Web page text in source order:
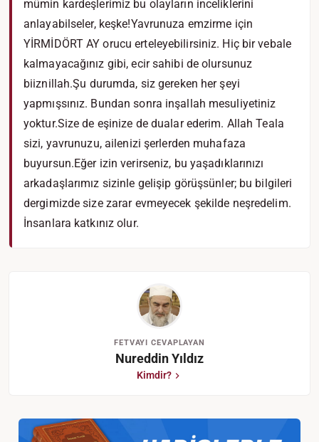
mümin kardeşlerimiz bu olayların inceliklerini
anlayabilseler, keşke!Yavrunuza emzirme için
YİRMİDÖRT AY orucu erteleyebilirsiniz. Hiç bir vebale
kalmayacağınız gibi, ecir sahibi de olursunuz
biiznillah.Şu durumda, siz gereken her şeyi
yapmışsınız. Bundan sonra inşallah mesuliyetiniz
yoktur.Size de eşinize de dualar ederim. Allah Teala
sizi, yavrunuzu, ailenizi şerlerden muhafaza
buyursun.Eğer izin verirseniz, bu yaşadıklarınızı
arkadaşlarımız sizinle gelişip görüşsünler; bu bilgileri
dergimizde size zarar evmeyecek şekilde neşredelim.
İnsanlara katkınız olur.
FETVAYI CEVAPLAYAN
Nureddin Yıldız
Kimdir?